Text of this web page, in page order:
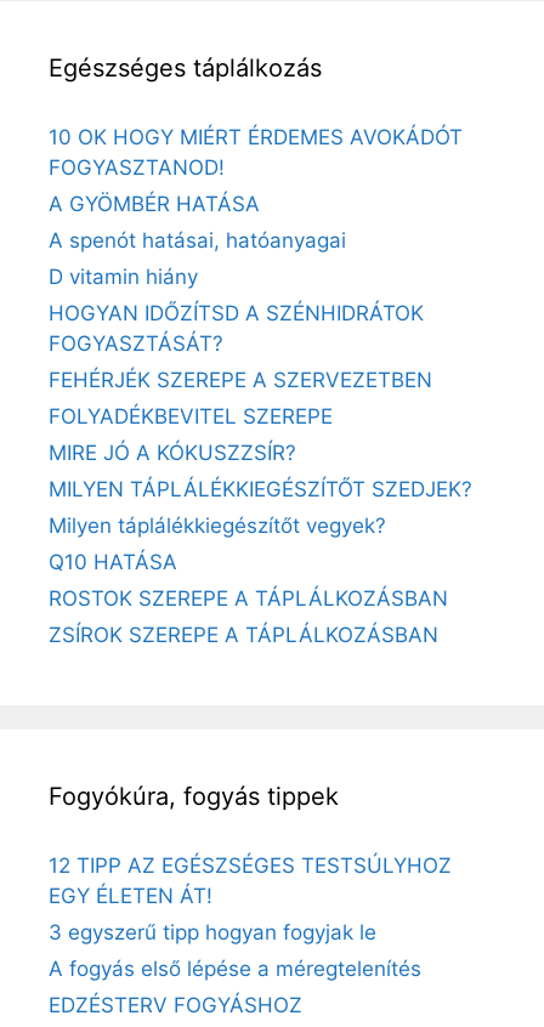
Egészséges táplálkozás
10 OK HOGY MIÉRT ÉRDEMES AVOKÁDÓT
FOGYASZTANOD!
A GYÖMBÉR HATÁSA
A spenót hatásai, hatóanyagai
D vitamin hiány
HOGYAN IDŐZÍTSD A SZÉNHIDRÁTOK
FOGYASZTÁSÁT?
FEHÉRJÉK SZEREPE A SZERVEZETBEN
FOLYADÉKBEVITEL SZEREPE
MIRE JÓ A KÓKUSZZSÍR?
MILYEN TÁPLÁLÉKKIEGÉSZÍTŐT SZEDJEK?
Milyen táplálékkiegészítőt vegyek?
Q10 HATÁSA
ROSTOK SZEREPE A TÁPLÁLKOZÁSBAN
ZSÍROK SZEREPE A TÁPLÁLKOZÁSBAN
Fogyókúra, fogyás tippek
12 TIPP AZ EGÉSZSÉGES TESTSÚLYHOZ
EGY ÉLETEN ÁT!
3 egyszerű tipp hogyan fogyjak le
A fogyás első lépése a méregtelenítés
EDZÉSTERV FOGYÁSHOZ